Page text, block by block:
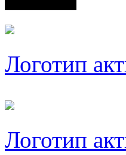
Логотип
Логотип